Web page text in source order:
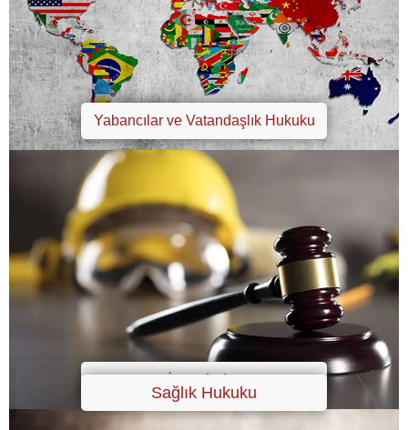
Yabancılar ve Vatandaşlık Hukuku
İş Hukuku
Sağlık Hukuku